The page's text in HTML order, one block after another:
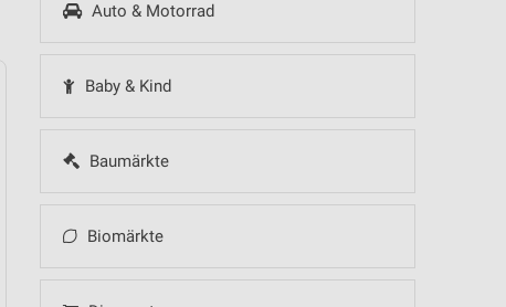
Auto & Motorrad
Baby & Kind
Baumärkte
Biomärkte